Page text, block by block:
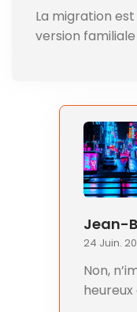
La migration
version familiale
Jean-
24 Juin.
Non,
heureux